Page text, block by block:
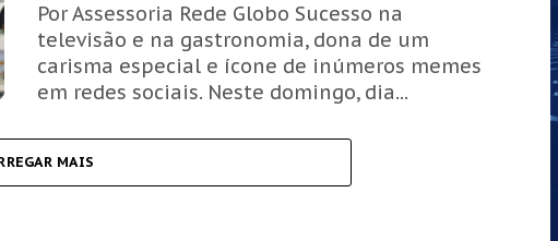
Por Assessoria Rede Globo Sucesso na
televisão e na gastronomia, dona de um
carisma especial e ícone de inúmeros memes
em redes sociais. Neste domingo, dia...
MAIS